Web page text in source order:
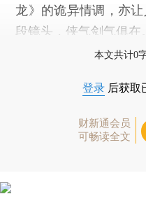
龙》的诡异情调，亦
段镜头，侠气剑气俱在。
本文共计0
登录 后获取
财新通会员
可畅读全文